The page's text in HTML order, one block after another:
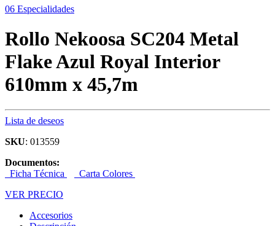
06 Especialidades
Rollo Nekoosa SC204 Metal
Flake Azul Royal Interior
610mm x 45,7m
Lista de deseos
SKU: 013559
Documentos:
Ficha Técnica
Carta Colores
VER PRECIO
Accesorios